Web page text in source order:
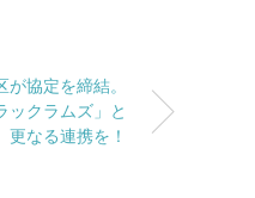
が協定を締結。
ックラムズ」と
更なる連携を！